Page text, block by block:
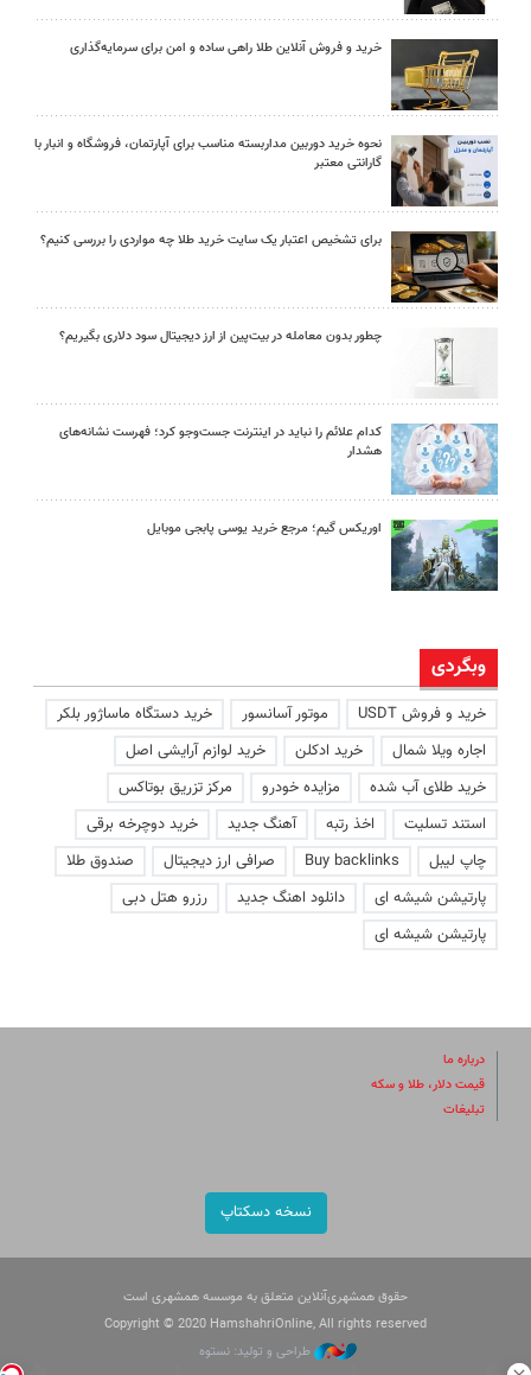
خرید و فروش آنلاین طلا راهی ساده و امن برای سرمایه‌گذاری
نحوه خرید دوربین مداربسته مناسب برای آپارتمان، فروشگاه و انبار با
گارانتی معتبر
برای تشخیص اعتبار یک سایت خرید طلا چه مواردی را بررسی کنیم؟
چطور بدون معامله در بیت‌پین از ارز دیجیتال سود دلاری بگیریم؟
کدام علائم را نباید در اینترنت جست‌وجو کرد؛ فهرست نشانه‌های
هشدار
اوریکس گیم؛ مرجع خرید یوسی پابجی موبایل
وبگردی
خرید و فروش USDT موتور آسانسور
خرید دستگاه ماساژور بلکر
اجاره ویلا شمال
خرید ادکلن
خرید لوازم آرایشی اصل
خرید طلای آب شده
مزایده خودرو
مرکز تزریق بوتاکس
استند تسلیت
اخذ رتبه آهنگ جدید
خرید دوچرخه برقی
چاپ لیبل
Buy backlinks صرافی ارز دیجیتال
صندوق طلا
پارتیشن شیشه ای
دانلود اهنگ جدید
رزرو هتل دبی
پارتیشن شیشه ای
درباره ما
قیمت دلار، طلا و سکه
تبلیغات
نسخه دسکتاپ
حقوق همشهری‌آنلاین متعلق به موسسه همشهری است
Copyright © 2020 HamshahriOnline, All rights reserved
طراحی و تولید: نستوه